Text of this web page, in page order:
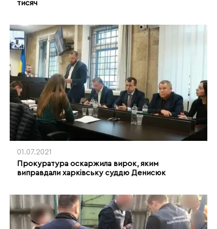
тисяч
01.07.2021
Прокуратура оскаржила вирок, яким
виправдали харківську суддю Денисюк